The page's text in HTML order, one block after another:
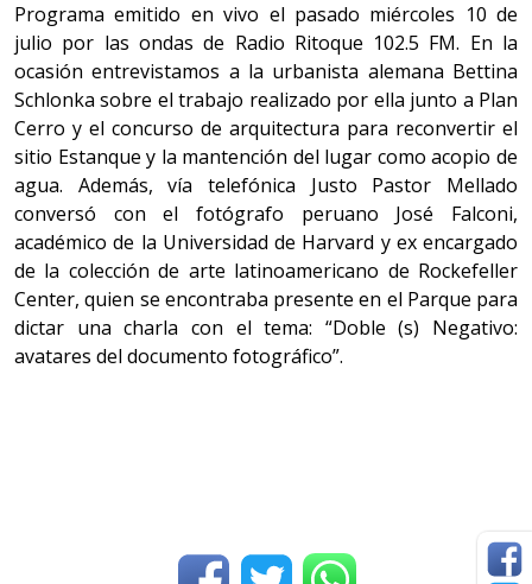
Programa emitido en vivo el pasado miércoles 10 de
julio por las ondas de Radio Ritoque 102.5 FM. En la
ocasión entrevistamos a la urbanista alemana Bettina
Schlonka sobre el trabajo realizado por ella junto a Plan
Cerro y el concurso de arquitectura para reconvertir el
sitio Estanque y la mantención del lugar como acopio de
agua. Además, vía telefónica Justo Pastor Mellado
conversó con el fotógrafo peruano José Falconi,
académico de la Universidad de Harvard y ex encargado
de la colección de arte latinoamericano de Rockefeller
Center, quien se encontraba presente en el Parque para
dictar una charla con el tema: “Doble (s) Negativo:
avatares del documento fotográfico”.